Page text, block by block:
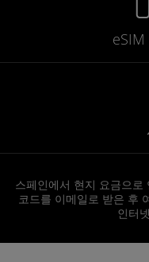
스페인에서 현지 요금으
코드를 이메일로 받은 후
인터